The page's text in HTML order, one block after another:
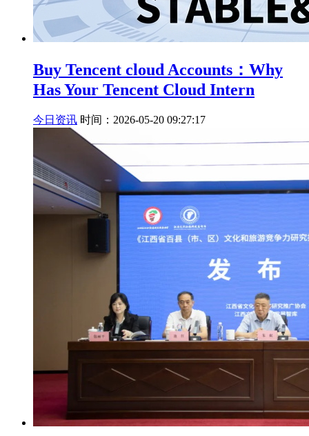
Buy Tencent cloud Accounts：Why
Has Your Tencent Cloud Intern
今日资讯 时间：2026-05-20 09:27:17